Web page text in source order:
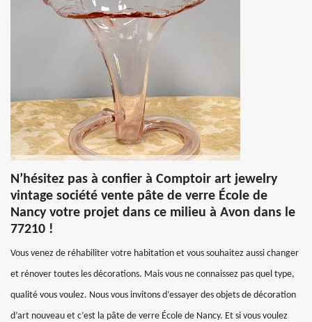
N’hésitez pas à confier à Comptoir art jewelry
vintage société vente pâte de verre École de
Nancy votre projet dans ce milieu à Avon dans le
77210 !
Vous venez de réhabiliter votre habitation et vous souhaitez aussi changer
et rénover toutes les décorations. Mais vous ne connaissez pas quel type,
qualité vous voulez. Nous vous invitons d’essayer des objets de décoration
d’art nouveau et c’est la pâte de verre École de Nancy. Et si vous voulez